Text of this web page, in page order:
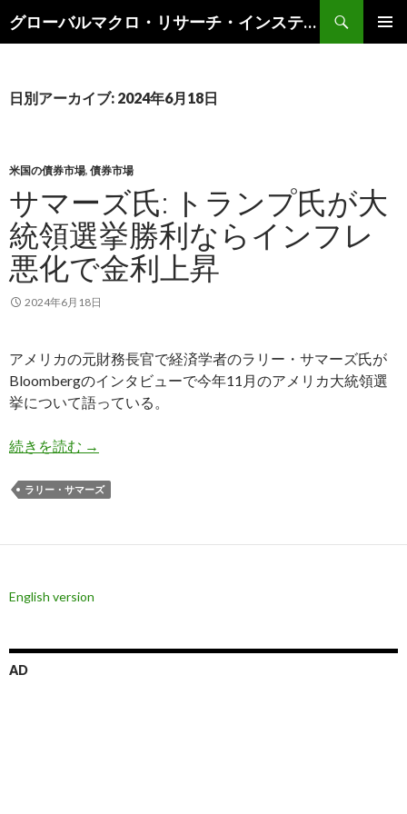
グローバルマクロ・リサーチ・インスティテュート
索
ン
キ
ッ
プ
日別アーカイブ: 2024年6月18日
米国の債券市場, 債券市場
サマーズ氏: トランプ氏が大
統領選挙勝利ならインフレ
悪化で金利上昇
2024年6月18日
アメリカの元財務長官で経済学者のラリー・サマーズ氏が
Bloombergのインタビューで今年11月のアメリカ大統領選
挙について語っている。
続きを読む サマーズ氏: トランプ氏が大統領選挙勝利ならイ
→
ラリー・サマーズ
English version
AD